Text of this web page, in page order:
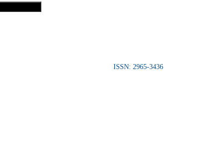
ISSN: 2965-3436